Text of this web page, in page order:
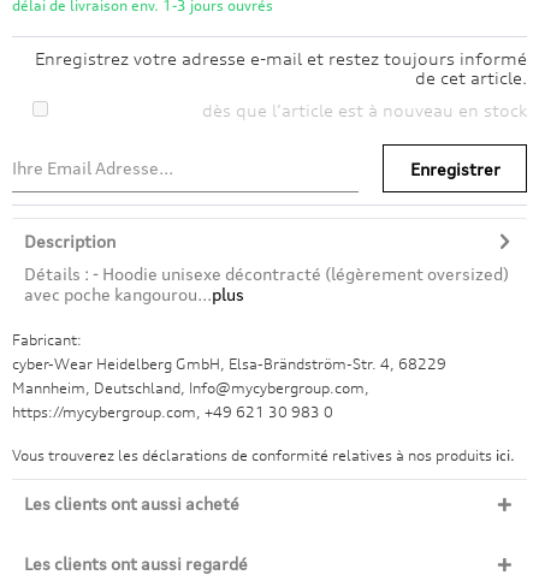
délai de livraison env. 1-3 jours ouvrés
Enregistrez votre adresse e-mail et restez toujours informé
de cet article.
dès que l’article est à nouveau en stock
Enregistrer
Description
Détails : - Hoodie unisexe décontracté (légèrement oversized)
avec poche kangourou...plus
Fabricant:
cyber-Wear Heidelberg GmbH, Elsa-Brändström-Str. 4, 68229
Mannheim, Deutschland, Info@mycybergroup.com,
https://mycybergroup.com, +49 621 30 983 0
Vous trouverez les déclarations de conformité relatives à nos produits ici.
Les clients ont aussi acheté
Les clients ont aussi regardé